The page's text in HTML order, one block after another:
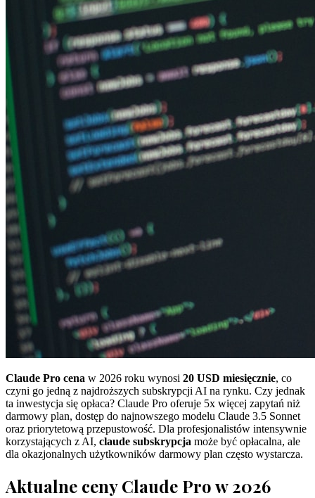
Claude Pro cena w 2026 roku wynosi 20 USD miesięcznie, co
czyni go jedną z najdroższych subskrypcji AI na rynku. Czy jednak
ta inwestycja się opłaca? Claude Pro oferuje 5x więcej zapytań niż
darmowy plan, dostęp do najnowszego modelu Claude 3.5 Sonnet
oraz priorytetową przepustowość. Dla profesjonalistów intensywnie
korzystających z AI, claude subskrypcja może być opłacalna, ale
dla okazjonalnych użytkowników darmowy plan często wystarcza.
Aktualne ceny Claude Pro w 2026